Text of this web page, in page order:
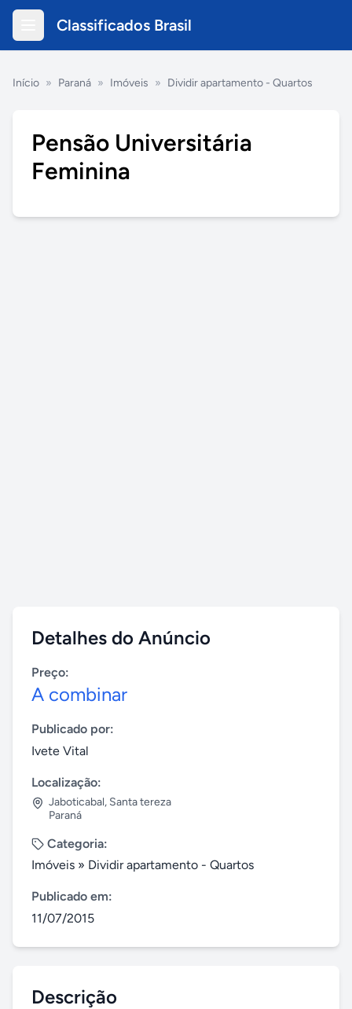
Classificados Brasil
Início » Paraná » Imóveis » Dividir apartamento - Quartos
Pensão Universitária
Feminina
Detalhes do Anúncio
Preço:
A combinar
Publicado por:
Ivete Vital
Localização:
Jaboticabal, Santa tereza
Paraná
Categoria:
Imóveis » Dividir apartamento - Quartos
Publicado em:
11/07/2015
Descrição